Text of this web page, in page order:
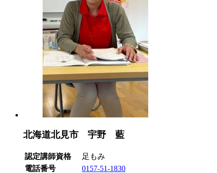
北海道北見市 宇野 藍
認定講師資格
足もみ
電話番号
0157-51-1830